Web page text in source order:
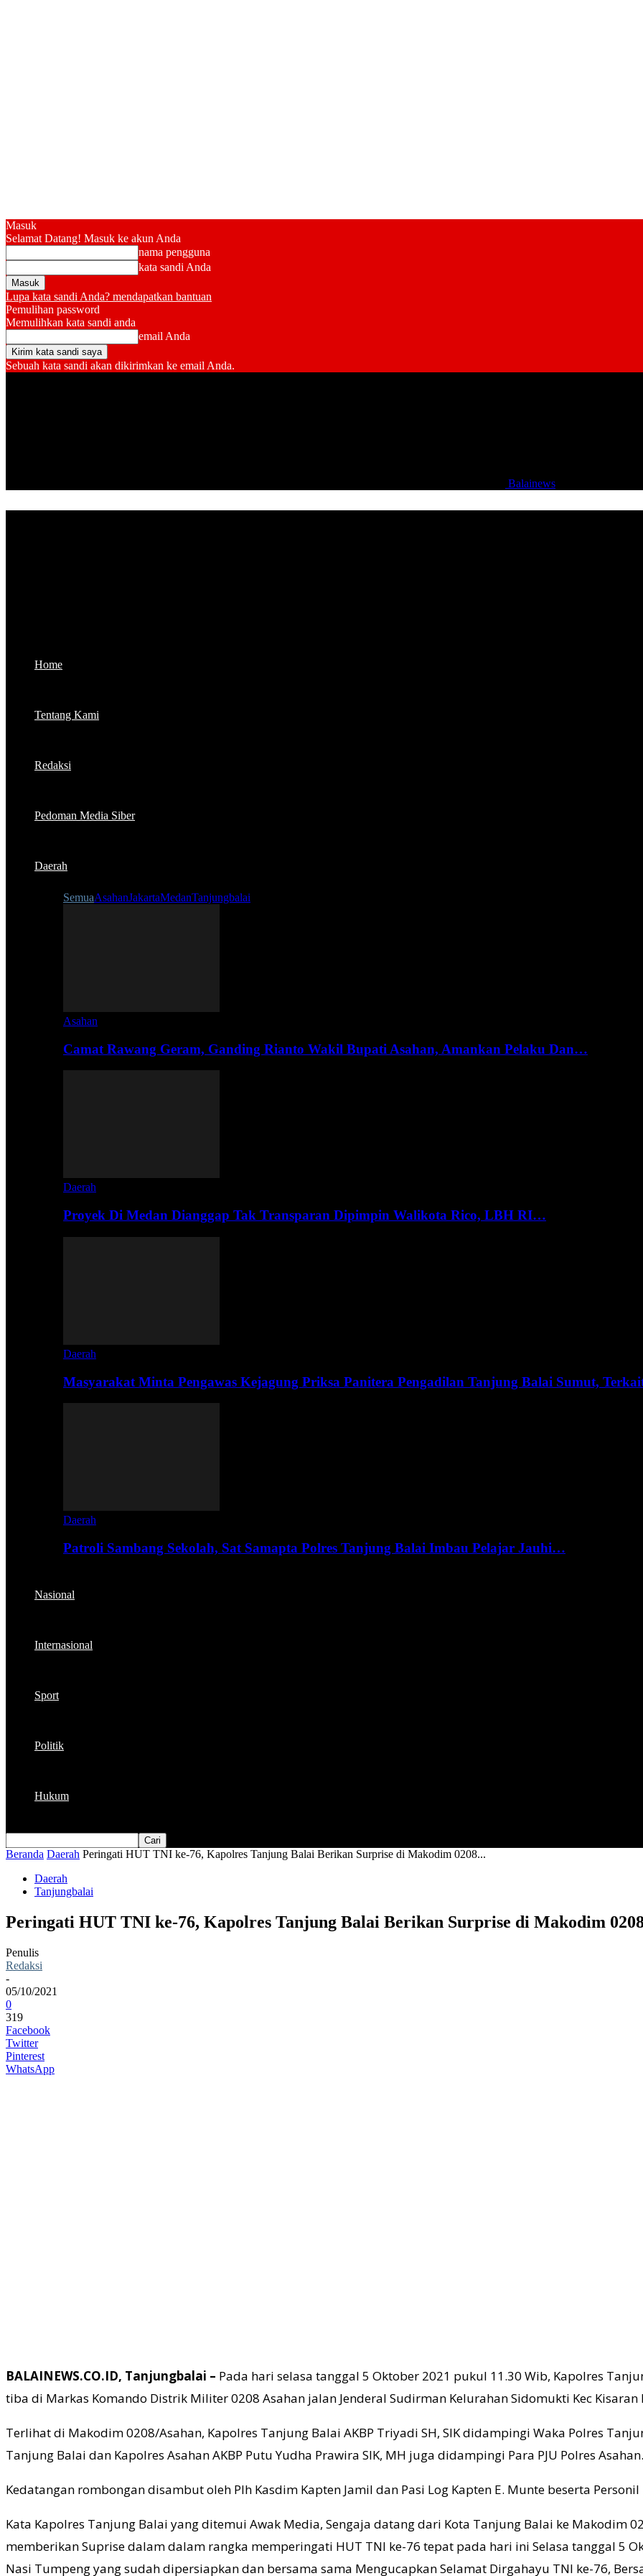
Masuk
Selamat Datang! Masuk ke akun Anda
nama pengguna
kata sandi Anda
Lupa kata sandi Anda? mendapatkan bantuan
Pemulihan password
Memulihkan kata sandi anda
email Anda
Sebuah kata sandi akan dikirimkan ke email Anda.
Balainews
Home
Tentang Kami
Redaksi
Pedoman Media Siber
Daerah
SemuaAsahanJakartaMedanTanjungbalai
Asahan
Camat Rawang Geram, Ganding Rianto Wakil Bupati Asahan, Amankan Pelaku Dan…
Daerah
Proyek Di Medan Dianggap Tak Transparan Dipimpin Walikota Rico, LBH RI…
Daerah
Masyarakat Minta Pengawas Kejagung Priksa Panitera Pengadilan Tanjung Balai Sumut,
Daerah
Patroli Sambang Sekolah, Sat Samapta Polres Tanjung Balai Imbau Pelajar Jauhi…
Nasional
Internasional
Sport
Politik
Hukum
Beranda Daerah Peringati HUT TNI ke-76, Kapolres Tanjung Balai Berikan Surprise di Makodim 0208...
Daerah
Tanjungbalai
Peringati HUT TNI ke-76, Kapolres Tanjung Balai Berikan Surprise di Makodim
Penulis
Redaksi
-
05/10/2021
0
319
Facebook
Twitter
Pinterest
WhatsApp
BALAINEWS.CO.ID, Tanjungbalai – Pada hari selasa tanggal 5 Oktober 2021 pukul 11.30 Wib, Kapolres
tiba di Markas Komando Distrik Militer 0208 Asahan jalan Jenderal Sudirman Kelurahan Sidomukti Kec Kisaran
Terlihat di Makodim 0208/Asahan, Kapolres Tanjung Balai AKBP Triyadi SH, SIK didampingi Waka Polres
Tanjung Balai dan Kapolres Asahan AKBP Putu Yudha Prawira SIK, MH juga didampingi Para PJU Polres Asahan.
Kedatangan rombongan disambut oleh Plh Kasdim Kapten Jamil dan Pasi Log Kapten E. Munte beserta
Kata Kapolres Tanjung Balai yang ditemui Awak Media, Sengaja datang dari Kota Tanjung Balai ke Makodim
memberikan Suprise dalam dalam rangka memperingati HUT TNI ke-76 tepat pada hari ini Selasa tanggal 5
Nasi Tumpeng yang sudah dipersiapkan dan bersama sama Mengucapkan Selamat Dirgahayu TNI ke-76,